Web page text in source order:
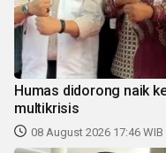
Humas didorong naik
multikrisis
08 August 2026 17:46 WIB